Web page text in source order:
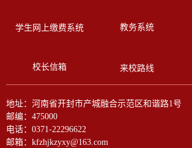
学生网上缴费系统 教务系统
校长信箱 来校路线
地址：河南省开封市产城融合示范区和谐路1号
邮编：475000
电话：0371-22296622
邮箱：kfzhjkzyxy@163.com